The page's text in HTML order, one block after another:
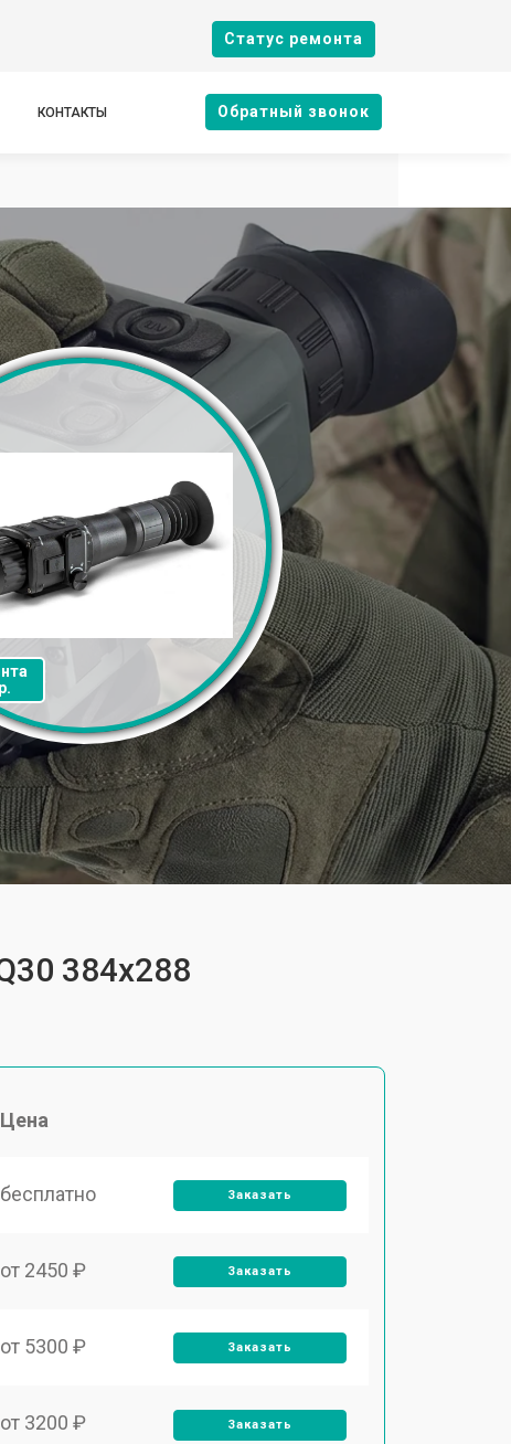
Cтатус ремонта
КОНТАКТЫ Oбратный звонок
384x288
Цена
бесплатно Заказать
от 2450 ₽ Заказать
от 5300 ₽ Заказать
от 3200 ₽ Заказать